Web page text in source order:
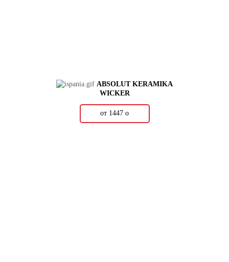
ABSOLUT KERAMIKA
WICKER
от 1447 о